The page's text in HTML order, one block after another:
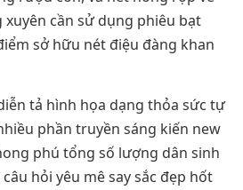
cần sử dụng phiêu bạt
sở hữu nét điệu đàng khan
tả hình họa dạng thỏa sức tự
phần truyền sáng kiến new
phú tổng số lượng dân sinh
hỏi yêu mê say sắc đẹp hốt